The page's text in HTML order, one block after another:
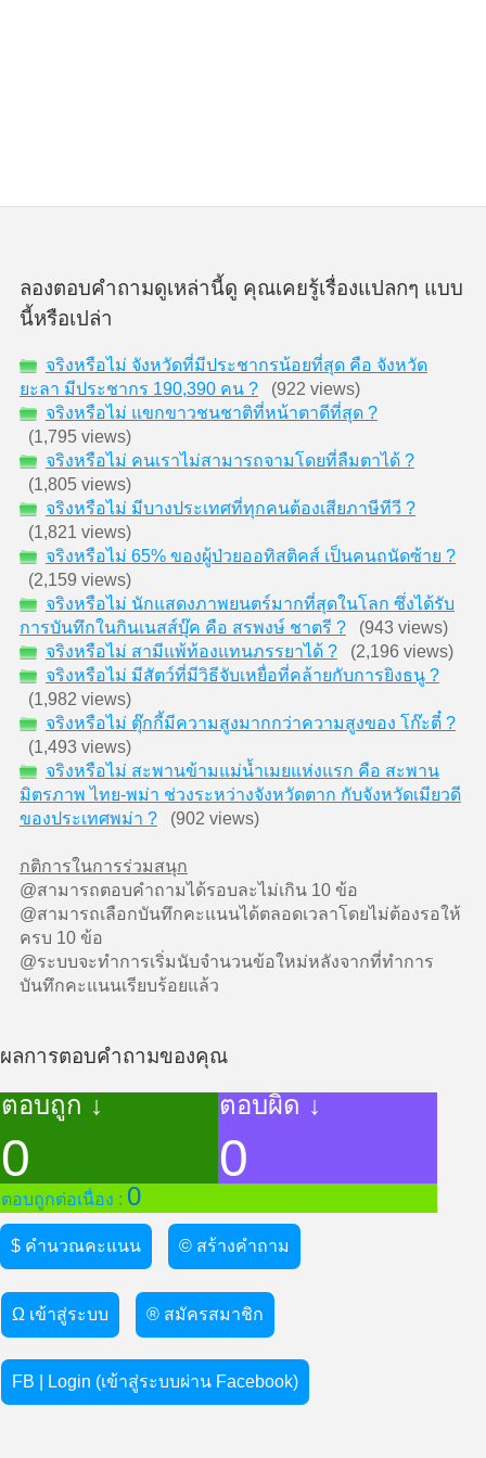
ลองตอบคำถามดูเหล่านี้ดู คุณเคยรู้เรื่องแปลกๆ แบบ
นี้หรือเปล่า
จริงหรือไม่ จังหวัดที่มีประชากรน้อยที่สุด คือ จังหวัด
ยะลา มีประชากร 190,390 คน ?(922 views)
จริงหรือไม่ แขกขาวชนชาติที่หน้าตาดีที่สุด ?
(1,795 views)
จริงหรือไม่ คนเราไม่สามารถจามโดยที่ลืมตาได้ ?
(1,805 views)
จริงหรือไม่ มีบางประเทศที่ทุกคนต้องเสียภาษีทีวี ?
(1,821 views)
จริงหรือไม่ 65% ของผู้ป่วยออทิสติคส์ เป็นคนถนัดซ้าย ?
(2,159 views)
จริงหรือไม่ นักแสดงภาพยนตร์มากที่สุดในโลก ซึ่งได้รับ
การบันทึกในกินเนสส์บุ๊ค คือ สรพงษ์ ชาตรี ?(943 views)
จริงหรือไม่ สามีแพ้ท้องแทนภรรยาได้ ?(2,196 views)
จริงหรือไม่ มีสัตว์ที่มีวิธีจับเหยื่อที่คล้ายกับการยิงธนู ?
(1,982 views)
จริงหรือไม่ ตุ๊กกี้มีความสูงมากกว่าความสูงของ โก๊ะตี๋ ?
(1,493 views)
จริงหรือไม่ สะพานข้ามแม่น้ำเมยแห่งแรก คือ สะพาน
มิตรภาพ ไทย-พม่า ช่วงระหว่างจังหวัดตาก กับจังหวัดเมียวดี
ของประเทศพม่า ?(902 views)
กติการในการร่วมสนุก
@สามารถตอบคำถามได้รอบละไม่เกิน 10 ข้อ
@สามารถเลือกบันทึกคะแนนได้ตลอดเวลาโดยไม่ต้องรอให้
ครบ 10 ข้อ
@ระบบจะทำการเริ่มนับจำนวนข้อใหม่หลังจากที่ทำการ
บันทึกคะแนนเรียบร้อยแล้ว
ผลการตอบคำถามของคุณ
ตอบถูก ↓ ตอบผิด ↓
0 0
ตอบถูกต่อเนื่อง : 0
$ คำนวณคะแนน © สร้างคำถาม
Ω เข้าสู่ระบบ ® สมัครสมาชิก
FB | Login (เข้าสู่ระบบผ่าน Facebook)